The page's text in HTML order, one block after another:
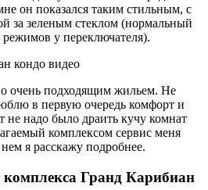
он показался таким стильным, с
за зеленым стеклом (нормальный
режимов у переключателя).
очень подходящим жильем. Не
в первую очередь комфорт и
надо было драить кучу комнат
комплексом сервис меня
я расскажу подробнее.
Гранд Карибиан